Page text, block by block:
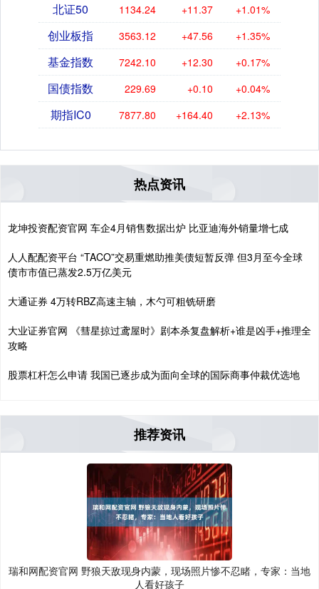
北证50 1134.24 +11.37 +1.01%
创业板指 3563.12 +47.56 +1.35%
基金指数 7242.10 +12.30 +0.17%
国债指数 229.69 +0.10 +0.04%
期指IC0 7877.80 +164.40 +2.13%
热点资讯
龙坤投资配资官网 车企4月销售数据出炉 比亚迪海外销量增七成
人人配配资平台 “TACO”交易重燃助推美债短暂反弹 但3月至今全球
债市市值已蒸发2.5万亿美元
大通证券 4万转RBZ高速主轴，木勺可粗铣研磨
大业证券官网 《彗星掠过鸢屋时》剧本杀复盘解析+谁是凶手+推理全
攻略
股票杠杆怎么申请 我国已逐步成为面向全球的国际商事仲裁优选地
推荐资讯
瑞和网配资官网 野狼天敌现身内蒙，现场照片惨不忍睹，专家：当地
人看好孩子